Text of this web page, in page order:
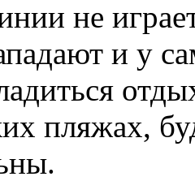
не
и у
пляжах,